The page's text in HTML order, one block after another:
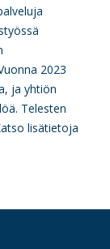
2023
ja yhtiön
Telesten
lisätietoja